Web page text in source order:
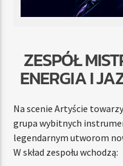
ZESPÓŁ
ENERGIA I
Na scenie Artyście
grupa wybitnych
legendarnym utworom
W skład zespołu wchodzą: